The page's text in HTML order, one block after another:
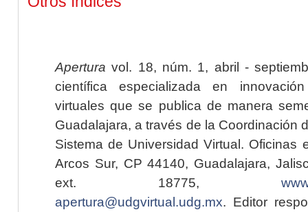
Apertura vol. 18, núm. 1, abril -
científica especializada en
virtuales que se publica de manera
Guadalajara, a través de la Coordinación
Sistema de Universidad Virtual. Oficinas
Arcos Sur, CP 44140, Guadalajara,
ext. 18775,
apertura@udgvirtual.udg.mx. Editor